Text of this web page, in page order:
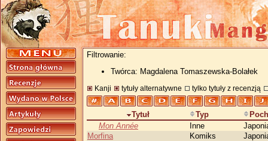
Filtrowanie:
Twórca: Magdalena Tomaszewska-Bolałek
Kanji tytuły alternatywne tylko tytuły z recenzją
Tytuł Typ
Mon Année
Inne
Morfina
Komiks